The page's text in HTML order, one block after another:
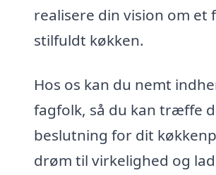
realisere din vision om et
stilfuldt køkken.
Hos os kan du nemt
fagfolk, så du kan træffe
beslutning for dit
drøm til virkelighed og